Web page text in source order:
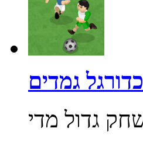
כדורגל גמדים